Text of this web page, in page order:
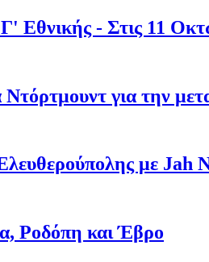
Εθνικής - Στις 11
για την
με Jah
Ροδόπη και Έβρο